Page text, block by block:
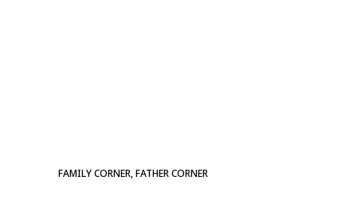
FAMILY CORNER,FATHER CORNER